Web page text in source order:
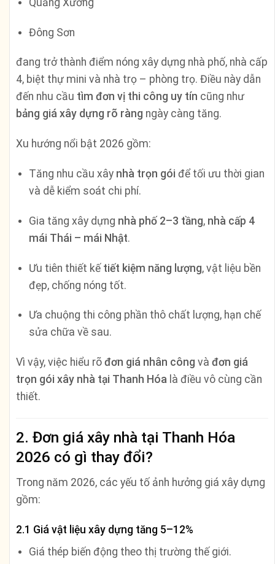
Đông Sơn
đang trở thành điểm nóng xây dựng nhà phố, nhà cấp
4, biệt thự mini và nhà trọ – phòng trọ. Điều này dẫn
đến nhu cầu tìm đơn vị thi công uy tín cũng như
bảng giá xây dựng rõ ràng ngày càng tăng.
Xu hướng nổi bật 2026 gồm:
Tăng nhu cầu xây nhà trọn gói để tối ưu thời gian
và dễ kiểm soát chi phí.
Gia tăng xây dựng nhà phố 2–3 tầng, nhà cấp 4
mái Thái – mái Nhật.
Ưu tiên thiết kế tiết kiệm năng lượng, vật liệu bền
đẹp, chống nóng tốt.
Ưa chuộng thi công phần thô chất lượng, hạn chế
sửa chữa về sau.
Vì vậy, việc hiểu rõ đơn giá nhân công và đơn giá
trọn gói xây nhà tại Thanh Hóa là điều vô cùng cần
thiết.
2. Đơn giá xây nhà tại Thanh Hóa
2026 có gì thay đổi?
Trong năm 2026, các yếu tố ảnh hưởng giá xây dựng
gồm:
2.1 Giá vật liệu xây dựng tăng 5–12%
Giá thép biến động theo thị trường thế giới.